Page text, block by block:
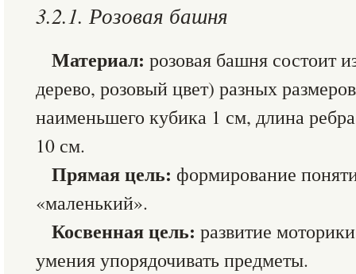
3.2.1. Розовая башня
Материал: розовая башня состоит
дерево, розовый цвет) разных
наименьшего кубика 1 см, длина
10 см.
Прямая цель: формирование
«маленький».
Косвенная цель: развитие
умения упорядочивать предметы.